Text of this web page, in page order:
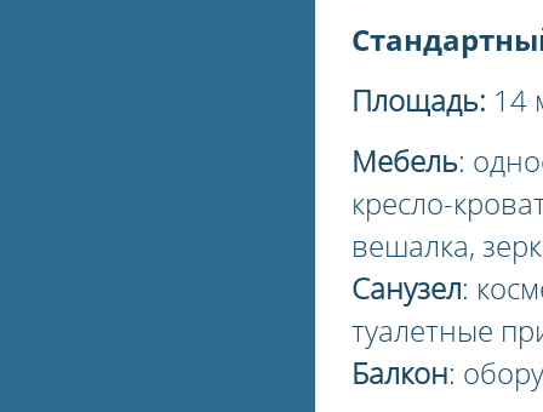
Площадь: 14
Мебель:
кресло-
вешалка,
Санузел:
туалетные
Балкон: